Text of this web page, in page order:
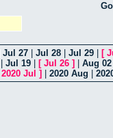
Jul 27 Jul 28 Jul 29 [
Jul 19 [ Jul 26 ] Aug 02
2020 Jul ] 2020 Aug